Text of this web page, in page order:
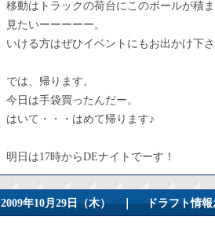
移動はトラックの荷台にこのボールが積
見たいーーーーー。
いける方はぜひイベントにもお出かけ下さ
では、帰ります。
今日は手袋買ったんだー。
はいて・・・はめて帰ります♪
明日は17時からDEナイトでーす！
2009年10月29日（木） ｜ドラフト情